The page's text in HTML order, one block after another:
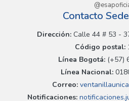
Contacto
Dirección:Calle 44 # 53 -
Código postal:
Línea Bogotá:(+57)
Línea Nacional:
Correo:
Notificaciones: